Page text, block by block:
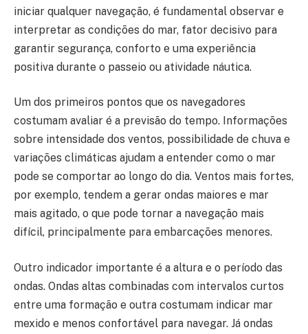
iniciar qualquer navegação, é fundamental observar e
interpretar as condições do mar, fator decisivo para
garantir segurança, conforto e uma experiência
positiva durante o passeio ou atividade náutica.
Um dos primeiros pontos que os navegadores
costumam avaliar é a previsão do tempo. Informações
sobre intensidade dos ventos, possibilidade de chuva e
variações climáticas ajudam a entender como o mar
pode se comportar ao longo do dia. Ventos mais fortes,
por exemplo, tendem a gerar ondas maiores e mar
mais agitado, o que pode tornar a navegação mais
difícil, principalmente para embarcações menores.
Outro indicador importante é a altura e o período das
ondas. Ondas altas combinadas com intervalos curtos
entre uma formação e outra costumam indicar mar
mexido e menos confortável para navegar. Já ondas